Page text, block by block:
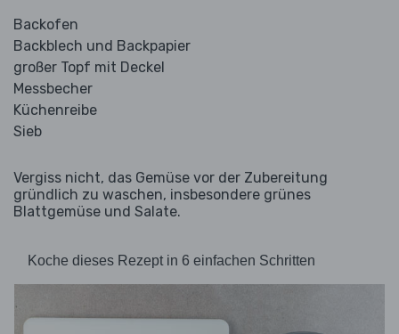
Backofen
Backblech und Backpapier
großer Topf mit Deckel
Messbecher
Küchenreibe
Sieb
Vergiss nicht, das Gemüse vor der Zubereitung
gründlich zu waschen, insbesondere grünes
Blattgemüse und Salate.
Koche dieses Rezept in 6 einfachen Schritten